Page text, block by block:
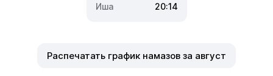
20:14
Распечатать график намазов за август